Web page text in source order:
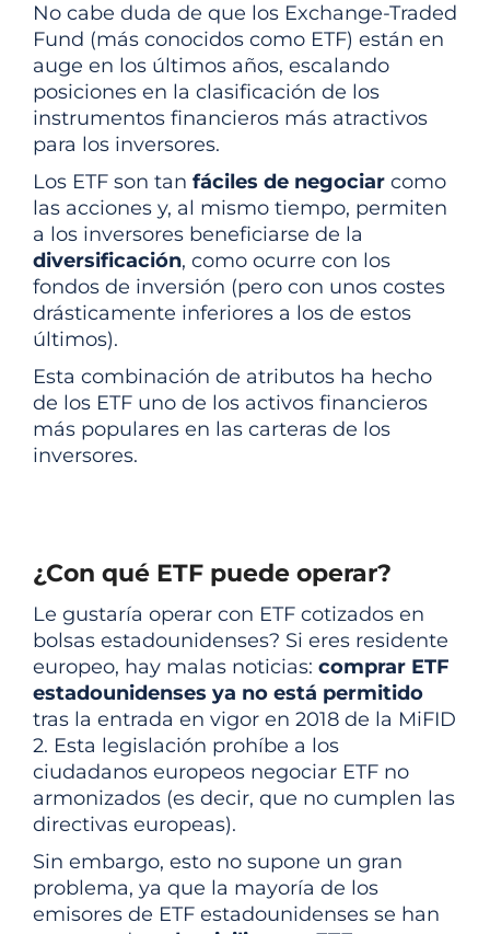
No cabe duda de que los Exchange-Traded
Fund (más conocidos como ETF) están en
auge en los últimos años, escalando
posiciones en la clasificación de los
instrumentos financieros más atractivos
para los inversores.
Los ETF son tan fáciles de negociar como
las acciones y, al mismo tiempo, permiten
a los inversores beneficiarse de la
diversificación, como ocurre con los
fondos de inversión (pero con unos costes
drásticamente inferiores a los de estos
últimos).
Esta combinación de atributos ha hecho
de los ETF uno de los activos financieros
más populares en las carteras de los
inversores.
¿Con qué ETF puede operar?
Le gustaría operar con ETF cotizados en
bolsas estadounidenses? Si eres residente
europeo, hay malas noticias: comprar ETF
estadounidenses ya no está permitido
tras la entrada en vigor en 2018 de la MiFID
2. Esta legislación prohíbe a los
ciudadanos europeos negociar ETF no
armonizados (es decir, que no cumplen las
directivas europeas).
Sin embargo, esto no supone un gran
problema, ya que la mayoría de los
emisores de ETF estadounidenses se han